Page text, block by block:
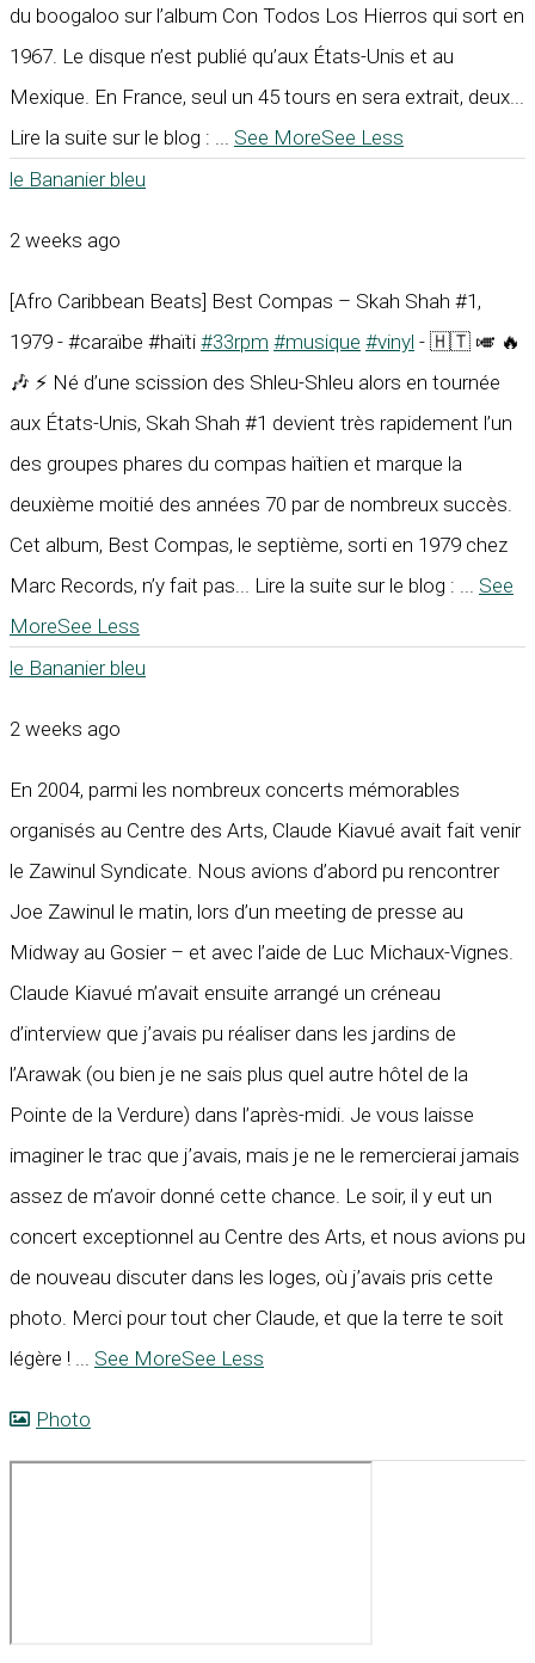
du boogaloo sur l’album Con Todos Los Hierros qui sort en
1967. Le disque n’est publié qu’aux États-Unis et au
Mexique. En France, seul un 45 tours en sera extrait, deux...
Lire la suite sur le blog : ... See MoreSee Less
le Bananier bleu
2 weeks ago
[Afro Caribbean Beats] Best Compas – Skah Shah #1,
1979 - #caraïbe #haïti #33rpm #musique #vinyl - 🇭🇹 🎺 🔥
🎶 ⚡ Né d’une scission des Shleu-Shleu alors en tournée
aux États-Unis, Skah Shah #1 devient très rapidement l’un
des groupes phares du compas haïtien et marque la
deuxième moitié des années 70 par de nombreux succès.
Cet album, Best Compas, le septième, sorti en 1979 chez
Marc Records, n’y fait pas... Lire la suite sur le blog : ... See
MoreSee Less
le Bananier bleu
2 weeks ago
En 2004, parmi les nombreux concerts mémorables
organisés au Centre des Arts, Claude Kiavué avait fait venir
le Zawinul Syndicate. Nous avions d’abord pu rencontrer
Joe Zawinul le matin, lors d’un meeting de presse au
Midway au Gosier – et avec l’aide de Luc Michaux-Vignes.
Claude Kiavué m’avait ensuite arrangé un créneau
d’interview que j’avais pu réaliser dans les jardins de
l’Arawak (ou bien je ne sais plus quel autre hôtel de la
Pointe de la Verdure) dans l’après-midi. Je vous laisse
imaginer le trac que j’avais, mais je ne le remercierai jamais
assez de m’avoir donné cette chance. Le soir, il y eut un
concert exceptionnel au Centre des Arts, et nous avions pu
de nouveau discuter dans les loges, où j’avais pris cette
photo. Merci pour tout cher Claude, et que la terre te soit
légère ! ... See MoreSee Less
Photo